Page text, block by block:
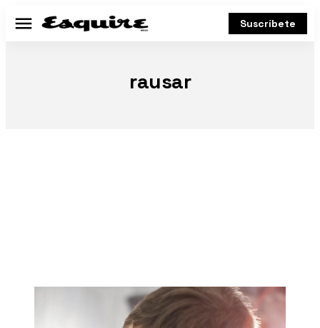
Menú Suscríbete
rausar